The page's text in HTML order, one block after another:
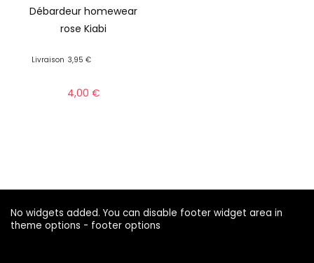
Débardeur homewear
rose Kiabi
Livraison 3,95 €
4,00 €
No widgets added. You can disable footer widget area in
theme options - footer options